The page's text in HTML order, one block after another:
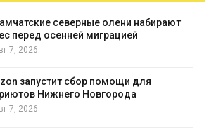
северные олени набирают
перед осенней миграцией
7, 2026
запустит сбор помощи для
Нижнего Новгорода
7, 2026